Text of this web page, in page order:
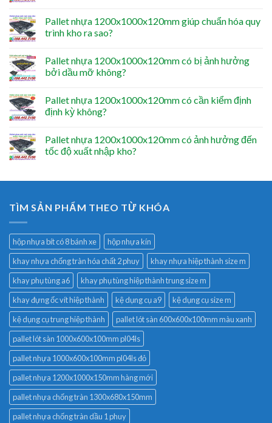
Pallet nhựa 1200x1000x120mm giúp chuẩn hóa quy
trình kho ra sao?
Pallet nhựa 1200x1000x120mm có bị ảnh hưởng
bởi dầu mỡ không?
Pallet nhựa 1200x1000x120mm có cần kiểm định
định kỳ không?
Pallet nhựa 1200x1000x120mm có ảnh hưởng đến
tốc độ xuất nhập kho?
TÌM SẢN PHẨM THEO TỪ KHÓA
hộp nhựa bít có 8 bánh xe
hộp nhựa kín
khay nhựa chống tràn hóa chất 2 phuy
khay nhựa hiệp thành size m
khay phụ tùng a6
khay phụ tùng hiệp thành trung size m
khay đựng ốc vít hiệp thành
kệ dụng cụ a9
kệ dụng cụ size m
kệ dụng cụ trung hiệp thành
pallet lót sàn 600x600x100mm màu xanh
pallet lót sàn 1000x600x100mm pl04ls
pallet nhựa 1000x600x100mm pl04ls đỏ
pallet nhựa 1200x1000x150mm hàng mới
pallet nhựa chống tràn 1300x680x150mm
pallet nhựa chống tràn dầu 1 phuy